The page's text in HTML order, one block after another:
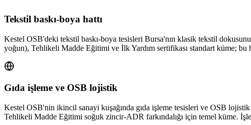
Tekstil baskı-boya hattı
Kestel OSB'deki tekstil baskı-boya tesisleri Bursa'nın klasik tekstil
yoğun), Tehlikeli Madde Eğitimi ve İlk Yardım sertifikası standart küme; bu
Gıda işleme ve OSB lojistik
Kestel OSB'nin ikincil sanayi kuşağında gıda işleme tesisleri ve OSB
Tehlikeli Madde Eğitimi soğuk zincir-ADR farkındalığı için temel küme.